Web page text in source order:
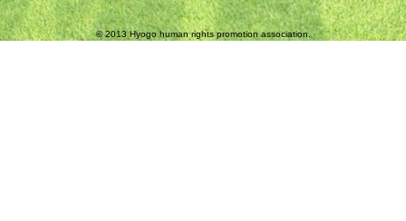
© 2013 Hyogo human rights promotion association.